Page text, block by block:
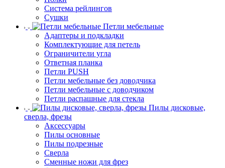
Система рейлингов
Сушки
Петли мебельные
Адаптеры и подкладки
Комплектующие для петель
Ограничители угла
Ответная планка
Петли PUSH
Петли мебельные без доводчика
Петли мебельные с доводчиком
Петли распашные для стекла
Пилы дисковые,
сверла, фрезы
Аксессуары
Пилы основные
Пилы подрезные
Сверла
Сменные ножи для фрез